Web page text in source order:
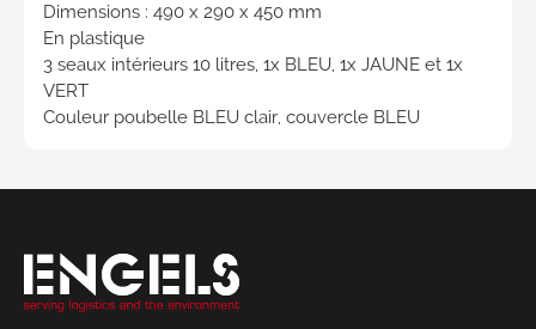
Dimensions : 490 x 290 x 450 mm
En plastique
3 seaux intérieurs 10 litres, 1x BLEU, 1x JAUNE et 1x
VERT
Couleur poubelle BLEU clair, couvercle BLEU
un devis